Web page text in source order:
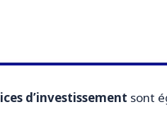
d’investissement sont